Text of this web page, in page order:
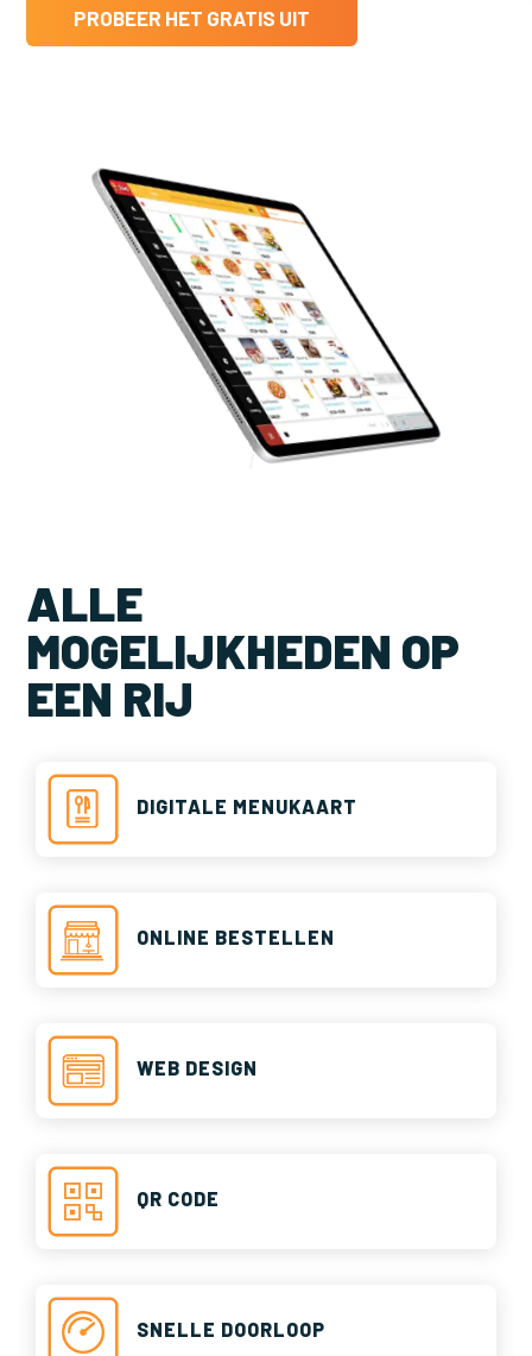
PROBEER HET GRATIS UIT
ALLE
MOGELIJKHEDEN OP
EEN RIJ
DIGITALE MENUKAART
ONLINE BESTELLEN
WEB DESIGN
QR CODE
SNELLE DOORLOOP